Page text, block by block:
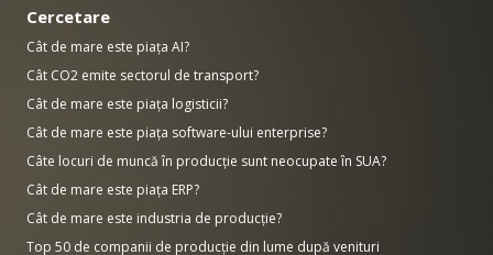
Cercetare
Cât de mare este piața AI?
Cât CO2 emite sectorul de transport?
Cât de mare este piața logisticii?
Cât de mare este piața software-ului enterprise?
Câte locuri de muncă în producție sunt neocupate în SUA?
Cât de mare este piața ERP?
Cât de mare este industria de producție?
Top 50 de companii de producție din lume după venituri